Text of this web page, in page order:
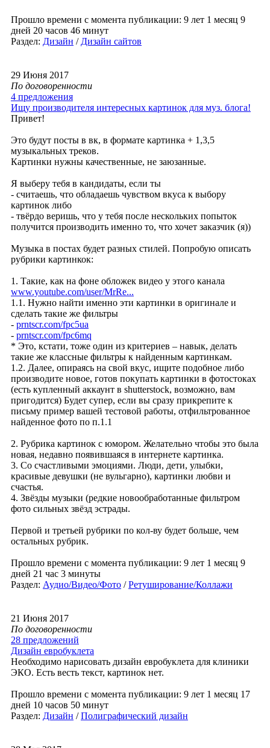
Прошло времени с момента публикации: 9 лет 1 месяц 9
дней 20 часов 46 минут
Раздел: Дизайн / Дизайн сайтов
29 Июня 2017
По договоренности
4 предложения
Ищу производителя интересных картинок для муз. блога!
Привет!
Это будут посты в вк, в формате картинка + 1,3,5
музыкальных треков.
Картинки нужны качественные, не заюзанные.
Я выберу тебя в кандидаты, если ты
- считаешь, что обладаешь чувством вкуса к выбору
картинок либо
- твёрдо веришь, что у тебя после нескольких попыток
получится производить именно то, что хочет заказчик (я))
Музыка в постах будет разных стилей. Попробую описать
рубрики картинкок:
1. Такие, как на фоне обложек видео у этого канала
www.youtube.com/user/MrRe...
1.1. Нужно найти именно эти картинки в оригинале и
сделать такие же фильтры
- prntscr.com/fpc5ua
- prntscr.com/fpc6mq
* Это, кстати, тоже один из критериев – навык, делать
такие же классные фильтры к найденным картинкам.
1.2. Далее, опираясь на свой вкус, ищите подобное либо
производите новое, готов покупать картинки в фотостоках
(есть купленный аккаунт в shutterstock, возможно, вам
пригодится) Будет супер, если вы сразу прикрепите к
письму пример вашей тестовой работы, отфильтрованное
найденное фото по п.1.1
2. Рубрика картинок с юмором. Желательно чтобы это была
новая, недавно появившаяся в интернете картинка.
3. Со счастливыми эмоциями. Люди, дети, улыбки,
красивые девушки (не вульгарно), картинки любви и
счастья.
4. Звёзды музыки (редкие новообработанные фильтром
фото сильных звёзд эстрады.
Первой и третьей рубрики по кол-ву будет больше, чем
остальных рубрик.
Прошло времени с момента публикации: 9 лет 1 месяц 9
дней 21 час 3 минуты
Раздел: Аудио/Видео/Фото /Ретуширование/Коллажи
21 Июня 2017
По договоренности
28 предложений
Дизайн евробуклета
Необходимо нарисовать дизайн евробуклета для клиники
ЭКО. Есть весть текст, картинок нет.
Прошло времени с момента публикации: 9 лет 1 месяц 17
дней 10 часов 50 минут
Раздел: Дизайн /Полиграфический дизайн